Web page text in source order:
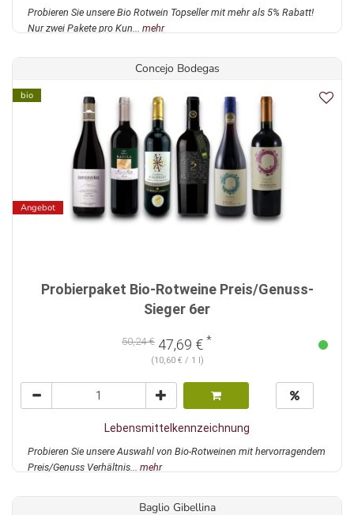
Probieren Sie unsere Bio Rotwein Topseller mit mehr als 5% Rabatt!
Nur zwei Pakete pro Kun... mehr
Concejo Bodegas
bio
Angebot
Probierpaket Bio-Rotweine Preis/Genuss-
Sieger 6er
50,24 € 47,69 € *
(10,60 € / 1 l)
Lebensmittelkennzeichnung
Probieren Sie unsere Auswahl von Bio-Rotweinen mit hervorragendem
Preis/Genuss Verhältnis... mehr
Baglio Gibellina